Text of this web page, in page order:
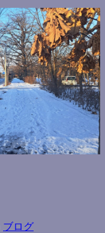
ブログ